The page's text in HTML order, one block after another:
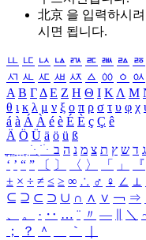
北京 을 입력하시
시면 됩니다.
ㅥ ㅦ ㅧ ㅨ ㅩ ㅪ ㅫ ㅬ ㅭ
ㅺ ㅻ ㅼ ㅽ ㅾ ㅿ ㆀ ㆁ ㆂ
Α Β ΓΔ Ε Ζ Η Θ Ι ΚΛ Μ
θ ι κ λ μ ν ξ ο π ρ σ τ υ φ χ
á à Á À é è É È ç Ç ê
Ä Ö Ü ä ö ü ß
ִֶֹ ֻּ ׁׂ ג ד ש ץ ת צ מ נ ה ב
‘ ’ “ ” 〔 〕 〈 〉 「 」 『
± × ÷ ≠ ≤ ≥ ∞ ∴ ♂ ♀ ∠ ⊥
⊆ ⊇ ⊂ ⊃ ∪ ∩ ∧ ∨ ￢ ⇒
、
。 · ‥ … ¨ 〃 ― ＼
；
？ ＾ ｀